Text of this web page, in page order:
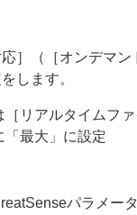
応］（［オンデマ
します。
［リアルタイムフ
「最大」に設定
パラメー